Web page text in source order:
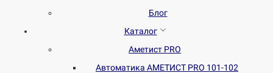
Блог
Каталог
Аметист PRO
Автоматика АМЕТИСТ PRO 101-102